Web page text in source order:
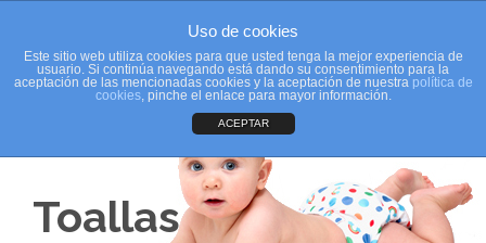
Toallas
Uso de cookies
Este sitio web utiliza cookies para que usted tenga la mejor experiencia de
usuario. Si continúa navegando está dando su consentimiento para la
aceptación de las mencionadas cookies y la aceptación de nuestra política de
cookies, pinche el enlace para mayor información.
ACEPTAR